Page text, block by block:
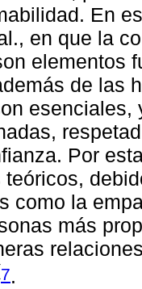
En
en que la
elementos
de las
Por
como la
más
7.